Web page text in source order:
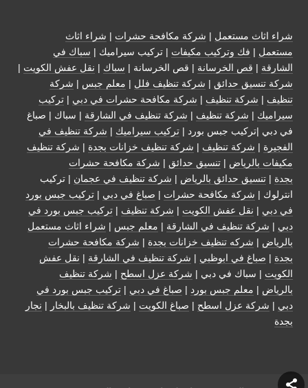
شراء اثاث مستعمل | شركة مكافحة حشرات | شراء اثاث
مستعمل | فك وتركيب مكيفات | تركيب سيراميك | سباك في
الشارقة | قص الخرسانة | قص الخرسانة | سباك | نقل عفش الكويت |
شركة تنسيق حدائق | شركة تنظيف فلل | معلم جبس | شركة
تنظيف | شركة تنظيف | شركة مكافحة حشرات في دبي | تركيب
سيراميك | شركة تنظيف | شركة تنظيف في الشارقة | سباك | صباغ
في دبي |تركيب جبس بورد | تركيب سيراميك | شركة تنظيف في
الفجيرة | شركة تنظيف | شركة تنظيف خزانات بجدة | شركة تنظيف
مكيفات بالرياض | تنسيق حدائق | شركة مكافحة حشرات
بجدة | تنسيق حدائق بالرياض | شركة تنظيف في عجمان | تركيب
انترلوك | شركة مكافحة حشرات | صباغ في دبي | تركيب جبس بورد
في دبي | نقل عفش الكويت | شركة تنظيف | تركيب جبس بورد في
دبي | شركة تنظيف في الشارقة | معلم جبس | شراء اثاث مستعمل
بالرياض | شركه تنظيف خزانات بجدة | شركة مكافحة حشرات
بجدة | صباغ في ابوظبي | شركة تنظيف في الشارقة | نقل عفش
الكويت | سباك في دبي | شركة عزل اسطح | شركة تنظيف
بالرياض | معلم جبس بورد | صباغ في دبي | تركيب جبس بورد في
دبي | شركة عزل اسطح | صباغ الكويت | شركة تنظيف بالبخار | نجار
بجدة